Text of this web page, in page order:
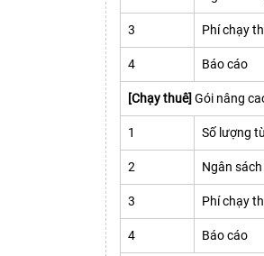
3 Phí chạy
4 Báo cáo
[Chạy thuê] Gói nâng
1 Số lượng
2 Ngân
3 Phí chạy
4 Báo cáo